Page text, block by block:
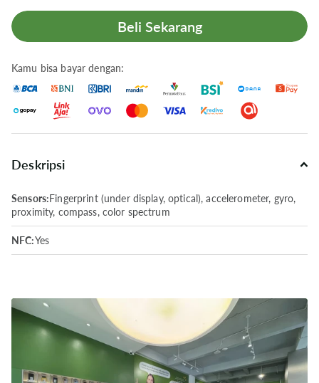
Kamu bisa bayar dengan:
Deskripsi
Sensors:Fingerprint (under display, optical), accelerometer, gyro,
proximity, compass, color spectrum
NFC:Yes
USB:USB Type-C 3.1
Charging:40W wired, 70% in 30 min (advertised) | 15W wireless
|2.5W reverse wireless
Battery Type: Li-Po 4200 mAh, non-removable